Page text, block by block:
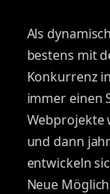
Als
bestens mit
Konkurrenz
immer einen
Webprojekte
und dann
entwickeln
Neue